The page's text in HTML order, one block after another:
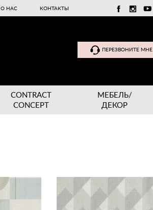
О НАС КОНТАКТЫ
ПЕРЕЗВОНИТЕ МНЕ
CONTRACT
CONCEPT
МЕБЕЛЬ/
ДЕКОР